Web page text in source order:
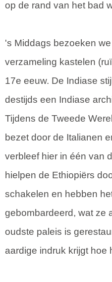
op de rand van het bad
's Middags bezoeken
verzameling kastelen
17e eeuw. De Indiase
destijds een Indiase
Tijdens de Tweede
bezet door de Italianen
verbleef hier in één van
hielpen de Ethiopiërs
schakelen en hebben
gebombardeerd, wat ze
oudste paleis is
aardige indruk krijgt hoe